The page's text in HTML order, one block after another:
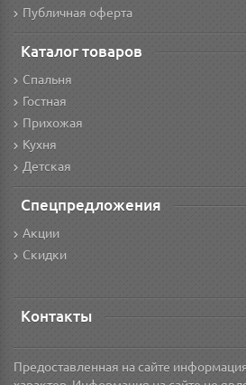
Публичная оферта
Каталог товаров
Спальня
Гостная
Прихожая
Кухня
Детская
Спецпредложения
Акции
Скидки
Контакты
Предоставленная на сайте